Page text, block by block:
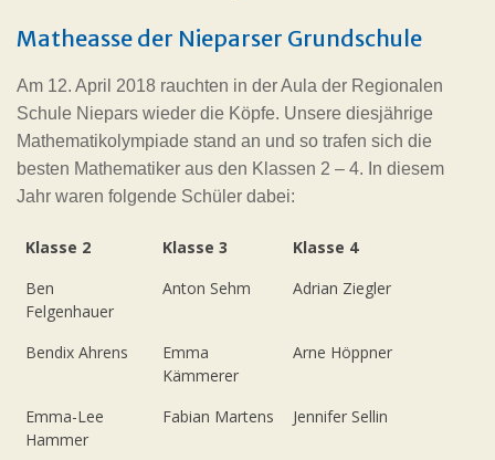
Matheasse der Nieparser Grundschule
Am 12. April 2018 rauchten in der Aula der Regionalen
Schule Niepars wieder die Köpfe. Unsere diesjährige
Mathematikolympiade stand an und so trafen sich die
besten Mathematiker aus den Klassen 2 – 4. In diesem
Jahr waren folgende Schüler dabei:
Klasse 2 Klasse 3
Klasse 4
Ben
Felgenhauer
Anton Sehm Adrian Ziegler
Bendix Ahrens
Emma
Kämmerer
Arne Höppner
Emma-Lee
Hammer
Fabian Martens Jennifer Sellin